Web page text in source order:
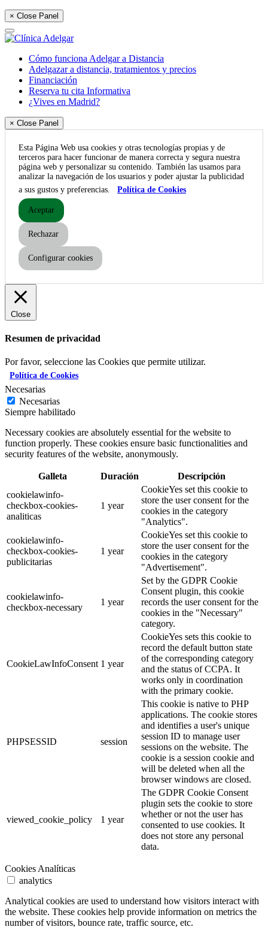
× Close Panel
Cómo funciona Adelgar a Distancia
Adelgazar a distancia, tratamientos y precios
Financiación
Reserva tu cita Informativa
¿Vives en Madrid?
× Close Panel
Esta Página Web usa cookies y otras tecnologías propias y de
terceros para hacer funcionar de manera correcta y segura nuestra
página web y personalizar su contenido. También las usamos para
analizar la navegación de los usuarios y poder ajustar la publicidad
a sus gustos y preferencias.
Política de Cookies
Aceptar
Rechazar
Configurar cookies
Close
Resumen de privacidad
Por favor, seleccione las Cookies que permite utilizar.
Política de Cookies
Necesarias
Necesarias
Siempre habilitado
Necessary cookies are absolutely essential for the website to
function properly. These cookies ensure basic functionalities and
security features of the website, anonymously.
Galleta Duración
Descripción
cookielawinfo-
checkbox-cookies-
analiticas
1 year
CookieYes set this cookie to
store the user consent for the
cookies in the category
"Analytics".
cookielawinfo-
checkbox-cookies-
publicitarias
1 year
CookieYes set this cookie to
store the user consent for the
cookies in the category
"Advertisement".
cookielawinfo-
checkbox-necessary
1 year
Set by the GDPR Cookie
Consent plugin, this cookie
records the user consent for the
cookies in the "Necessary"
category.
CookieLawInfoConsent 1 year
CookieYes sets this cookie to
record the default button state
of the corresponding category
and the status of CCPA. It
works only in coordination
with the primary cookie.
PHPSESSID session
This cookie is native to PHP
applications. The cookie stores
and identifies a user's unique
session ID to manage user
sessions on the website. The
cookie is a session cookie and
will be deleted when all the
browser windows are closed.
viewed_cookie_policy 1 year
The GDPR Cookie Consent
plugin sets the cookie to store
whether or not the user has
consented to use cookies. It
does not store any personal
data.
Cookies Analíticas
analytics
Analytical cookies are used to understand how visitors interact with
the website. These cookies help provide information on metrics the
number of visitors, bounce rate, traffic source, etc.